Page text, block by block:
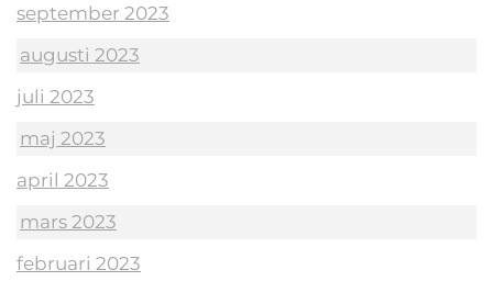
september 2023
augusti 2023
juli 2023
maj 2023
april 2023
mars 2023
februari 2023